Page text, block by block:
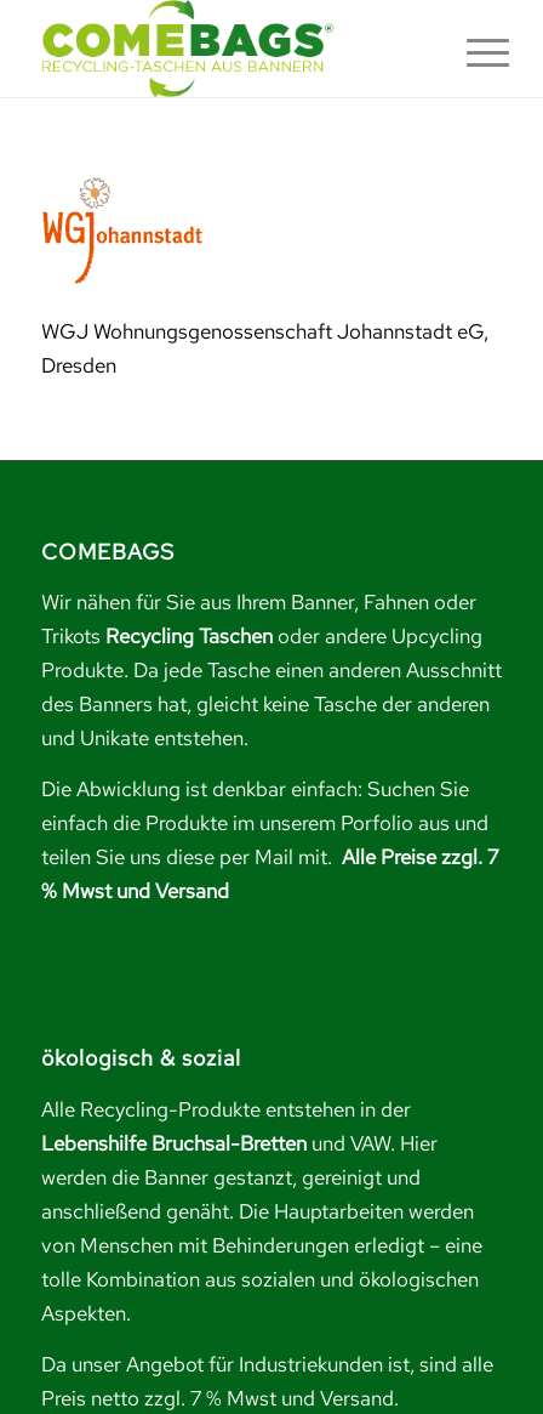
WGJ Wohnungsgenossenschaft Johannstadt eG,
Dresden
COMEBAGS
Wir nähen für Sie aus Ihrem Banner, Fahnen oder
Trikots Recycling Taschenoder andere Upcycling
Produkte. Da jede Tasche einen anderen Ausschnitt
des Banners hat, gleicht keine Tasche der anderen
und Unikate entstehen.
Die Abwicklung ist denkbar einfach: Suchen Sie
einfach die Produkte im unserem Porfolio aus und
teilen Sie uns diese per Mail mit. Alle Preise zzgl. 7
% Mwst und Versand
ökologisch & sozial
Alle Recycling-Produkte entstehen in der
Lebenshilfe Bruchsal-Bretten und VAW. Hier
werden die Banner gestanzt, gereinigt und
anschließend genäht. Die Hauptarbeiten werden
von Menschen mit Behinderungen erledigt – eine
tolle Kombination aus sozialen und ökologischen
Aspekten.
Da unser Angebot für Industriekunden ist, sind alle
Preis netto zzgl. 7 % Mwst und Versand.